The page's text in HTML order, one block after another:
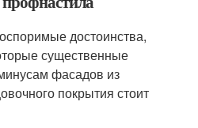
достоинства,
существенные
фасадов из
покрытия стоит